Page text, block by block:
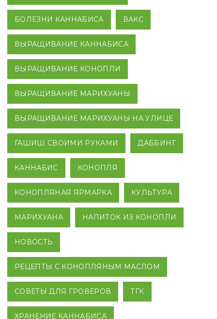
БОЛЕЗНИ КАННАБИСА ВАКС
ВЫРАЩИВАНИЕ КАННАБИСА
ВЫРАЩИВАНИЕ КОНОПЛИ
ВЫРАЩИВАНИЕ МАРИХУАНЫ
ВЫРАЩИВАНИЕ МАРИХУАНЫ НА УЛИЦЕ
ГАШИШ СВОИМИ РУКАМИ ДАББИНГ
КАННАБИС КОНОПЛЯ
КОНОПЛЯНАЯ ЯРМАРКА КУЛЬТУРА
МАРИХУАНА НАПИТОК ИЗ КОНОПЛИ
НОВОСТЬ
РЕЦЕПТЫ С КОНОПЛЯНЫМ МАСЛОМ
СОВЕТЫ ДЛЯ ГРОВЕРОВ ТГК
ХРАНЕНИЕ КАННАБИСА